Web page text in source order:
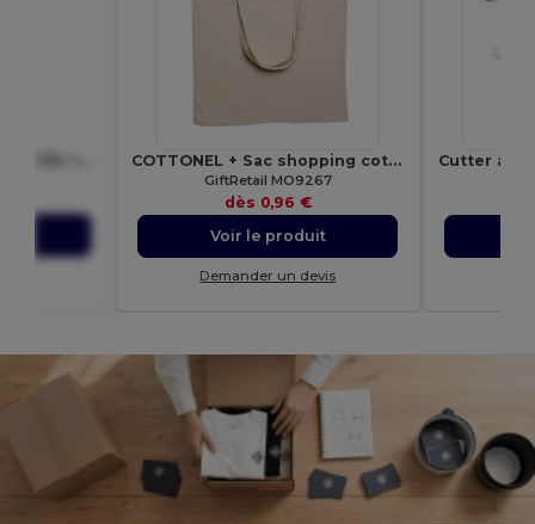
COTTONEL + Sac shopping coton 140gr/m²
GiftRetail MO9267
dès 0,96 €
Voir le produit
Demander un devis